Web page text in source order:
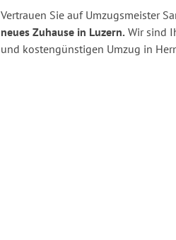
Vertrauen Sie auf Umzugsmeister
neues Zuhause in Luzern. Wir sind
und kostengünstigen Umzug in